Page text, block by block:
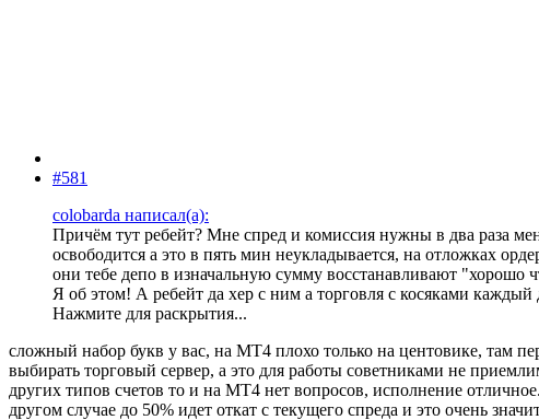
#581
colobarda написал(а):
Причём тут ребейт? Мне спред и комиссия нужны в два раза
освободится а это в пять мин неукладывается, на отложках
они тебе депо в изначальную сумму восстанавливают "хорошо
Я об этом! А ребейт да хер с ним а торговля с косяками каждый
Нажмите для раскрытия...
сложный набор букв у вас, на МТ4 плохо только на центовике, там
выбирать торговый сервер, а это для работы советниками не
других типов счетов то и на МТ4 нет вопросов, исполнение
другом случае до 50% идет откат с текущего спреда и это очень